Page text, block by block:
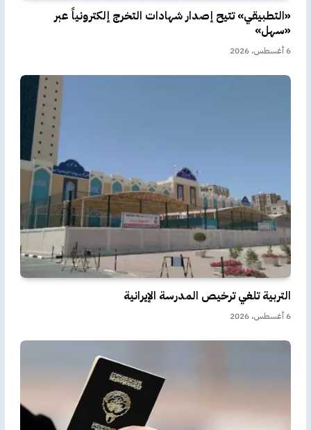
«التطبيقي» تتيح إصدار شهادات التخرج إلكترونياً عبر
«سهل»
6 أغسطس، 2026
التربية تلغي ترخيص المدرسة الإيرانية
6 أغسطس، 2026